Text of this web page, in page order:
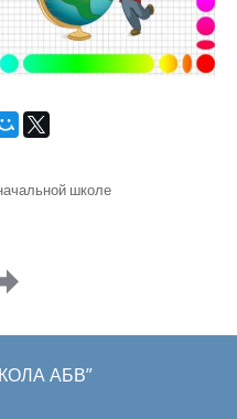
школе
АБВ”